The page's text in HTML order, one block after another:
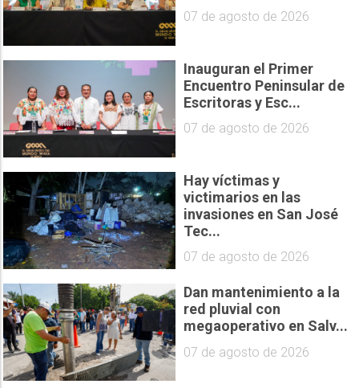
07 de agosto de 2026
Inauguran el Primer
Encuentro Peninsular de
Escritoras y Esc...
07 de agosto de 2026
Hay víctimas y
victimarios en las
invasiones en San José
Tec...
07 de agosto de 2026
Dan mantenimiento a la
red pluvial con
megaoperativo en Salv...
07 de agosto de 2026